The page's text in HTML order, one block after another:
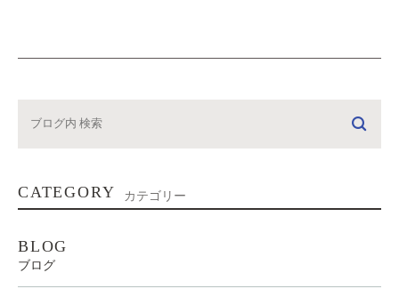
CATEGORY カテゴリー
BLOG
ブログ